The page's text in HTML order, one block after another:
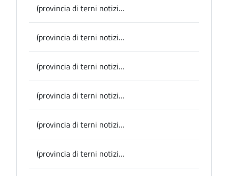
(provincia di terni notizie) Giovani in Cantiere, il 6 giugno la Fiera del Lavoro al PalaSì di Terni
(provincia di terni notizie) San Venanzo, per la Festa della Repubblica ai nuovi maggiorenni una copia della Costituzione
(provincia di terni notizie) Avigliano Umbro, contributo di 300 euro dal Comune ai cittadini che adottano un cane
(provincia di terni notizie) Acquasparta, presentata la digitalizzazioni degli statuti dei Comuni dell’Umbria; a Palazzo Cesi il Centro di documentazione dei Borghi più belli d’Italia
(provincia di terni notizie) Porano, assegnati gli attestati di Benemerenza, approvata dal Consiglio la mozione sullo sportello Asm
(provincia di terni notizie) Narni, 2 Giugno: uno spettacolo teatrale per la Festa della Repubblica